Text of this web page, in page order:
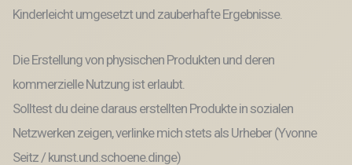
Kinderleicht umgesetzt und zauberhafte Ergebnisse.
Die Erstellung von physischen Produkten und deren
kommerzielle Nutzung ist erlaubt.
Solltest du deine daraus erstellten Produkte in sozialen
Netzwerken zeigen, verlinke mich stets als Urheber (Yvonne
Seitz / kunst.und.schoene.dinge)